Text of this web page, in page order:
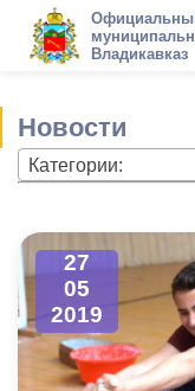
Владикавказ
Новости
Категории:
27
05
2019